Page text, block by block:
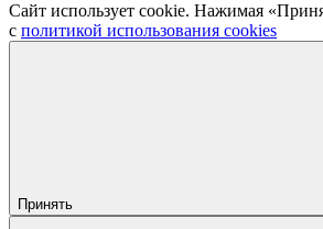
Сайт использует cookie. Нажимая
с политикой использования cookies
Принять